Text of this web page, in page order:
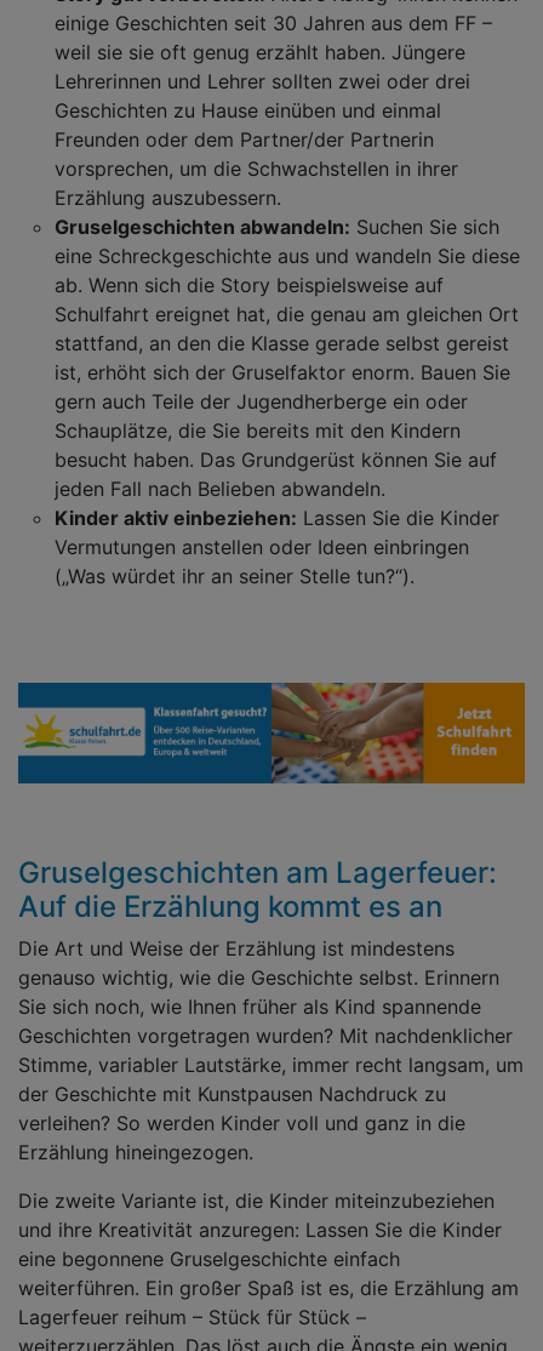
einige Geschichten seit 30 Jahren aus dem FF –
weil sie sie oft genug erzählt haben. Jüngere
Lehrerinnen und Lehrer sollten zwei oder drei
Geschichten zu Hause einüben und einmal
Freunden oder dem Partner/der Partnerin
vorsprechen, um die Schwachstellen in ihrer
Erzählung auszubessern.
Gruselgeschichten abwandeln: Suchen Sie sich
eine Schreckgeschichte aus und wandeln Sie diese
ab. Wenn sich die Story beispielsweise auf
Schulfahrt ereignet hat, die genau am gleichen Ort
stattfand, an den die Klasse gerade selbst gereist
ist, erhöht sich der Gruselfaktor enorm. Bauen Sie
gern auch Teile der Jugendherberge ein oder
Schauplätze, die Sie bereits mit den Kindern
besucht haben. Das Grundgerüst können Sie auf
jeden Fall nach Belieben abwandeln.
Kinder aktiv einbeziehen: Lassen Sie die Kinder
Vermutungen anstellen oder Ideen einbringen
(„Was würdet ihr an seiner Stelle tun?“).
Gruselgeschichten am Lagerfeuer:
Auf die Erzählung kommt es an
Die Art und Weise der Erzählung ist mindestens
genauso wichtig, wie die Geschichte selbst. Erinnern
Sie sich noch, wie Ihnen früher als Kind spannende
Geschichten vorgetragen wurden? Mit nachdenklicher
Stimme, variabler Lautstärke, immer recht langsam, um
der Geschichte mit Kunstpausen Nachdruck zu
verleihen? So werden Kinder voll und ganz in die
Erzählung hineingezogen.
Die zweite Variante ist, die Kinder miteinzubeziehen
und ihre Kreativität anzuregen: Lassen Sie die Kinder
eine begonnene Gruselgeschichte einfach
weiterführen. Ein großer Spaß ist es, die Erzählung am
Lagerfeuer reihum – Stück für Stück –